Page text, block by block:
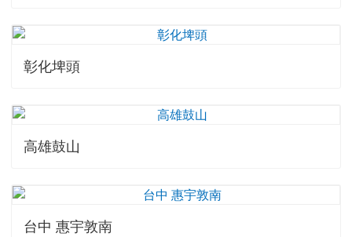
彰化埤頭
高雄鼓山
台中 惠宇敦南